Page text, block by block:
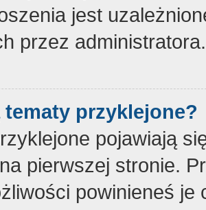
jest
przez administratora.
tematy przyklejone?
pojawiają
pierwszej stronie.
powinieneś je